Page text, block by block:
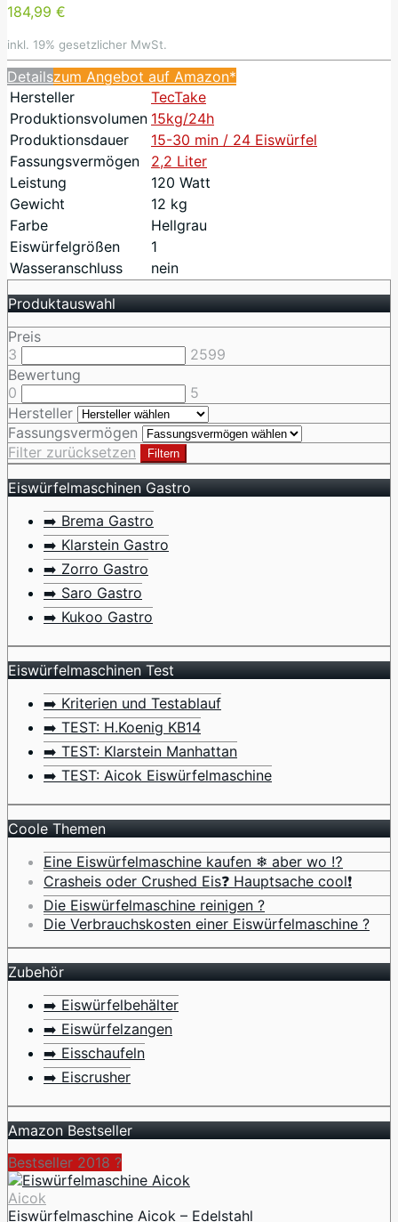
184,99 €
inkl. 19% gesetzlicher MwSt.
Detailszum Angebot auf Amazon*
Hersteller
TecTake
Produktionsvolumen 15kg/24h
Produktionsdauer
15-30 min / 24 Eiswürfel
Fassungsvermögen
2,2 Liter
Leistung
120 Watt
Gewicht
12 kg
Farbe
Hellgrau
Eiswürfelgrößen
1
Wasseranschluss
nein
Produktauswahl
Preis
3
2599
Bewertung
0
5
Hersteller
Fassungsvermögen
Filter zurücksetzen
Filtern
Eiswürfelmaschinen Gastro
➡️ Brema Gastro
➡️ Klarstein Gastro
➡️ Zorro Gastro
➡️ Saro Gastro
➡️ Kukoo Gastro
Eiswürfelmaschinen Test
➡️ Kriterien und Testablauf
➡️ TEST: H.Koenig KB14
➡️ TEST: Klarstein Manhattan
➡️ TEST: Aicok Eiswürfelmaschine
Coole Themen
Eine Eiswürfelmaschine kaufen ❄ aber wo ⁉️
Crasheis oder Crushed Eis❓ Hauptsache cool❗
Die Eiswürfelmaschine reinigen ?
Die Verbrauchskosten einer Eiswürfelmaschine ?
Zubehör
➡️ Eiswürfelbehälter
➡️ Eiswürfelzangen
➡️ Eisschaufeln
➡️ Eiscrusher
Amazon Bestseller
Bestseller 2018 ?
Aicok
Eiswürfelmaschine Aicok – Edelstahl